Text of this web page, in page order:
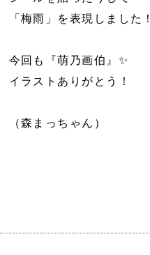
「梅雨」を表現しました！
今回も『萌乃画伯』✨
イラストありがとう！
（森まっちゃん）